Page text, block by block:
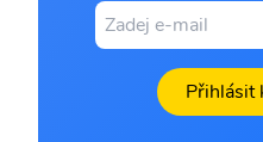
Přihlásit